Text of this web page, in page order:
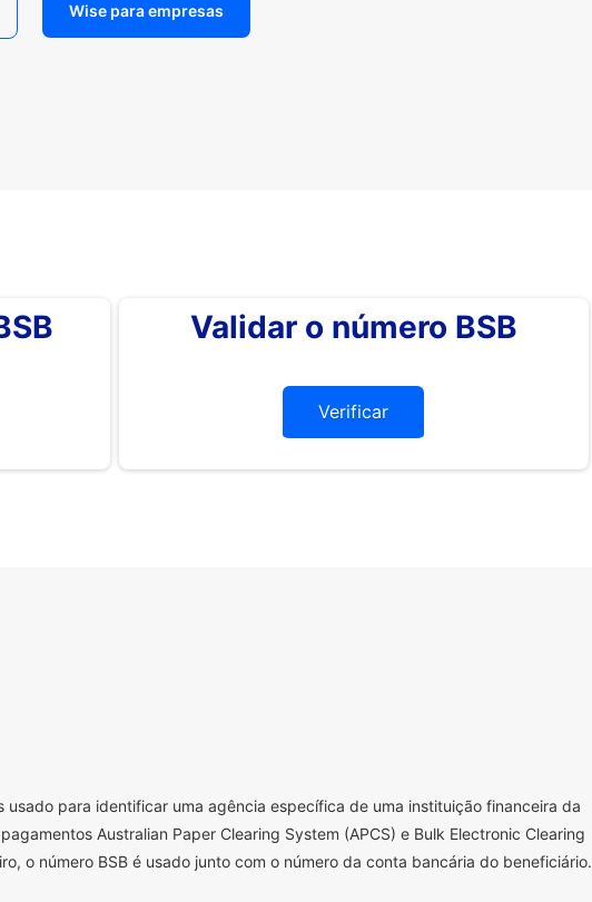
Wise para empresas
Validar o número BSB
Verificar
usado para identificar uma agência específica de uma instituição financeira da
Australian Paper Clearing System (APCS) e Bulk Electronic Clearing
o número BSB é usado junto com o número da conta bancária do beneficiário.